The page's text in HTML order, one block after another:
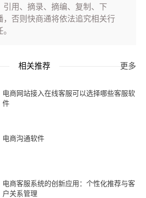
引用、摘录、摘编、复制、下
，否则快商通将依法追究相关行
相关推荐 更多
电商网站接入在线客服可以选择哪些客服软
件
电商沟通软件
电商客服系统的创新应用：个性化推荐与客
户关系管理